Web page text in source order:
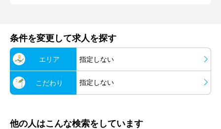
条件を変更して求人を探す
エリア 指定しない
こだわり 指定しない
他の人はこんな検索をしています